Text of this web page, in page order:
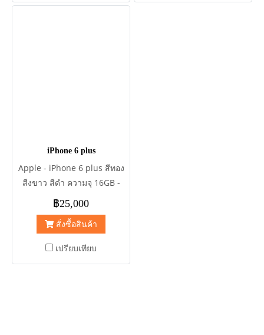
iPhone 6 plus
Apple - iPhone 6 plus สีทอง
สีงขาว สีดำ ความจุ 16GB -
64GB - 128GB
฿25,000
สั่งซื้อสินค้า
เปรียบเทียบ